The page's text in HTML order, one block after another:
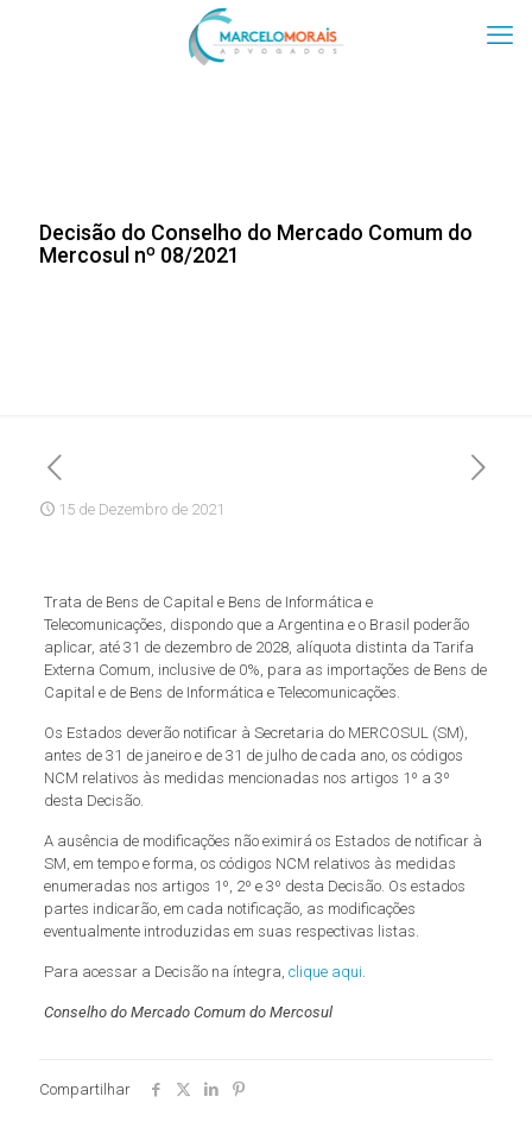
Decisão do Conselho do Mercado Comum do
Mercosul nº 08/2021
15 de Dezembro de 2021
Trata de Bens de Capital e Bens de Informática e
Telecomunicações, dispondo que a Argentina e o Brasil poderão
aplicar, até 31 de dezembro de 2028, alíquota distinta da Tarifa
Externa Comum, inclusive de 0%, para as importações de Bens de
Capital e de Bens de Informática e Telecomunicações.
Os Estados deverão notificar à Secretaria do MERCOSUL (SM),
antes de 31 de janeiro e de 31 de julho de cada ano, os códigos
NCM relativos às medidas mencionadas nos artigos 1º a 3º
desta Decisão.
A ausência de modificações não eximirá os Estados de notificar à
SM, em tempo e forma, os códigos NCM relativos às medidas
enumeradas nos artigos 1º, 2º e 3º desta Decisão. Os estados
partes indicarão, em cada notificação, as modificações
eventualmente introduzidas em suas respectivas listas.
Para acessar a Decisão na íntegra, clique aqui.
Conselho do Mercado Comum do Mercosul
Compartilhar